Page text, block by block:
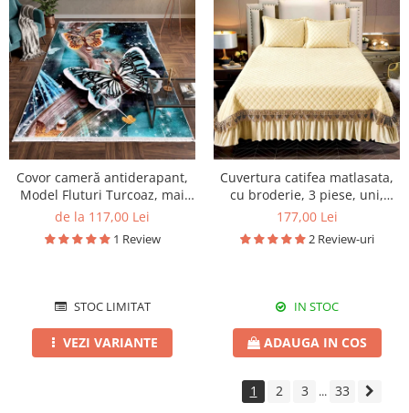
Covor cameră antiderapant,
Model Fluturi Turcoaz, mai
multe dimensiuni
de la 117,00 Lei
1 Review
STOC LIMITAT
VEZI VARIANTE
Cuvertura catifea matlasata,
cu broderie, 3 piese, uni,
220X240 cm CC72
177,00 Lei
2 Review-uri
IN STOC
ADAUGA IN COS
1 2 3 ... 33